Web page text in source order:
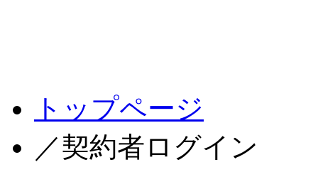
トップページ
／契約者ログイン